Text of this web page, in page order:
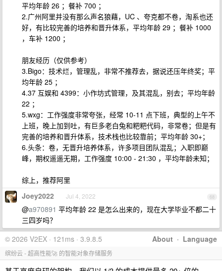
平均年龄 26 ；餐补 700 ；
2.广州阿里并没有那么声名狼藉，UC 、夸克都不卷，淘系也还
好，有比较完善的培养和晋升体系，平均年龄 29 ；餐补 1000
，车补 1200 ；
朋友经历（仅供参考）
3.Bigo：技术烂，管理乱，非常不推荐去，据说还压年终奖；平
均年龄 25 ；
4.37 互娱和 4399：小作坊式管理，及其混乱，别去；平均年龄
22 ；
5.wxg：工作强度非常夸张，经常 10-11 点下班，典型的上午不
上班，晚上加到吐，有巨多老白兔和粑粑代码，非常卷；但是有
完善的培养和晋升体系，技术栈也比较靠前；平均年龄 30+；
6.头条：卷，无晋升培养体系，许多项目团队混乱；入职即巅
峰，期权遥遥无期，工作强度 10:00 - 21:30 ，平均年龄未知；
综上，推荐阿里
68
Joey2022 Jul 4, 2022
@a970891 平均年龄 22 是怎么出来的，现在大学毕业不都二十
三四岁吗？
About · Language
© 2026 V2EX · 121ms · 3.9.8.5
缤纷云 - 超高性能🚀 的智能对象存储服务